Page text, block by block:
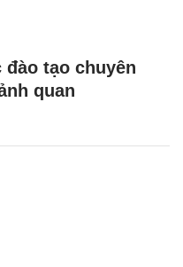
tạo chuyên
quan